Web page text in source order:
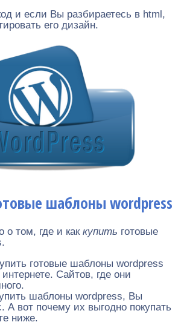
и если Вы разбираетесь в html,
его дизайн.
шаблоны wordpress
о том, где и как купить готовые
готовые шаблоны wordpress
Сайтов, где они
шаблоны wordpress, Вы
А вот почему их выгодно покупать
ниже.